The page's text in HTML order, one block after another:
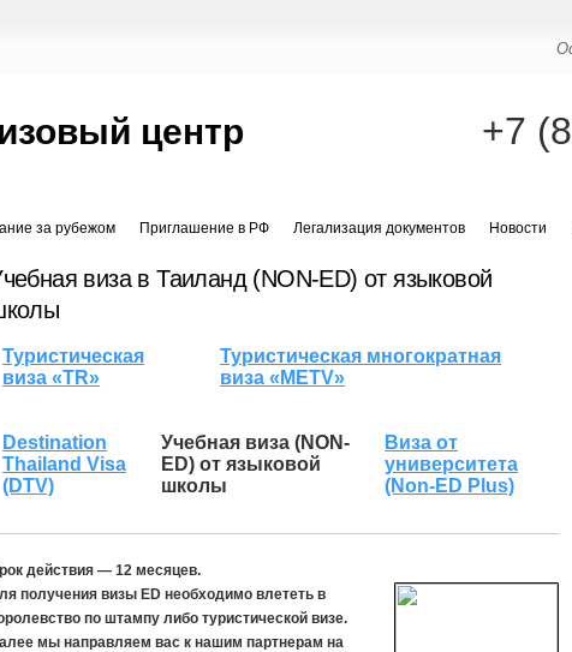
центр +7
за рубежом Приглашение в РФ Легализация документов Новости
виза в Таиланд (NON-ED) от языковой
Туристическая
виза «TR»
Туристическая многократная
виза «METV»
Destination
Thailand Visa
(DTV)
Учебная виза (NON-
ED) от языковой
школы
Виза от
университета
(Non-ED Plus)
действия — 12 месяцев.
получения визы ED необходимо влететь в
по штампу либо туристической визе.
мы направляем вас к нашим партнерам на